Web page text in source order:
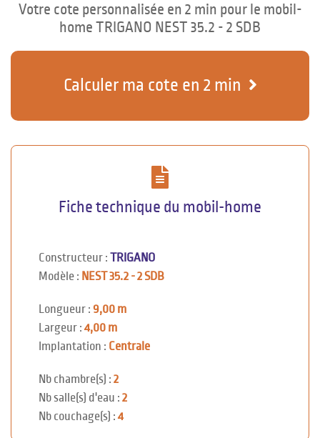
Votre cote personnalisée en 2 min pour le mobil-
home TRIGANO NEST 35.2 - 2 SDB
Calculer ma cote en 2 min
Fiche technique du mobil-home
Constructeur : TRIGANO
Modèle : NEST 35.2 - 2 SDB
Longueur : 9,00 m
Largeur : 4,00 m
Implantation : Centrale
Nb chambre(s) : 2
Nb salle(s) d'eau : 2
Nb couchage(s) : 4